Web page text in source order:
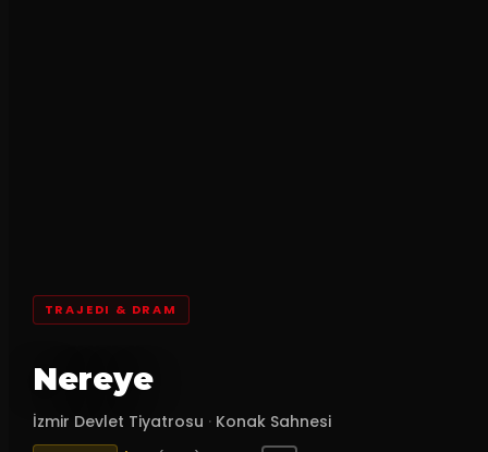
TRAJEDI & DRAM
Nereye
İzmir Devlet Tiyatrosu · Konak Sahnesi